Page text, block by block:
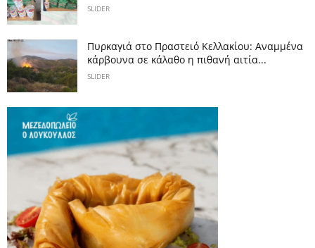
SLIDER
Πυρκαγιά στο Πραστειό Κελλακίου: Αναμμένα
κάρβουνα σε κάλαθο η πιθανή αιτία...
SLIDER